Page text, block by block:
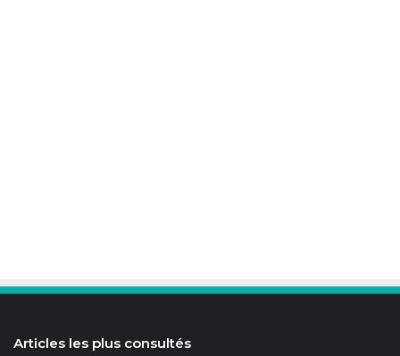
Articles les plus consultés